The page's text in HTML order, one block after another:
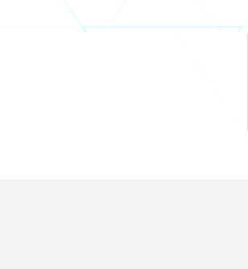
トップ